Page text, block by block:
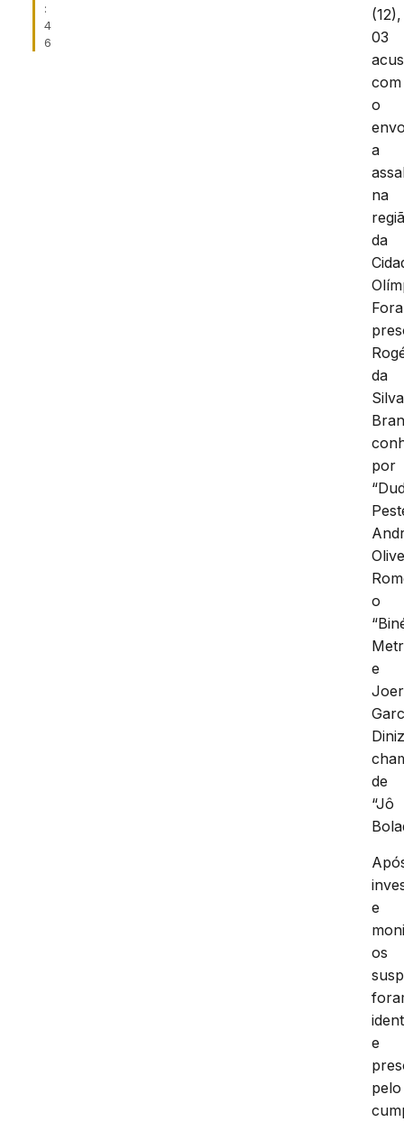
:
4
6
(12),
03
com
o
a
na
da
da
Silva
por
o
e
de
“Jô
e
os
e
pelo